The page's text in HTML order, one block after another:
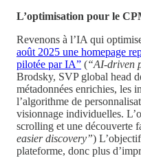
L’optimisation pour le
Revenons à l’IA qui
août 2025 une homepage
pilotée par IA” (“AI-driven
Brodsky, SVP global head
métadonnées enrichies, les
l’algorithme de
visionnage individuelles.
scrolling et une découverte
easier discovery”)
plateforme, donc plus